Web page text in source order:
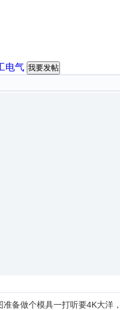
电气 我要发帖
备做个模具一打听要4K大洋